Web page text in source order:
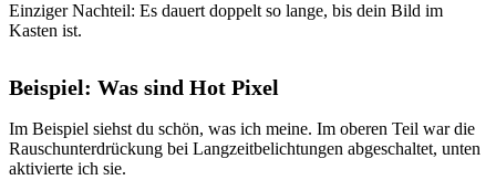
Einziger Nachteil: Es dauert doppelt so lange, bis dein Bild im
Kasten ist.
Beispiel: Was sind Hot Pixel
Im Beispiel siehst du schön, was ich meine. Im oberen Teil war die
Rauschunterdrückung bei Langzeitbelichtungen abgeschaltet, unten
aktivierte ich sie.